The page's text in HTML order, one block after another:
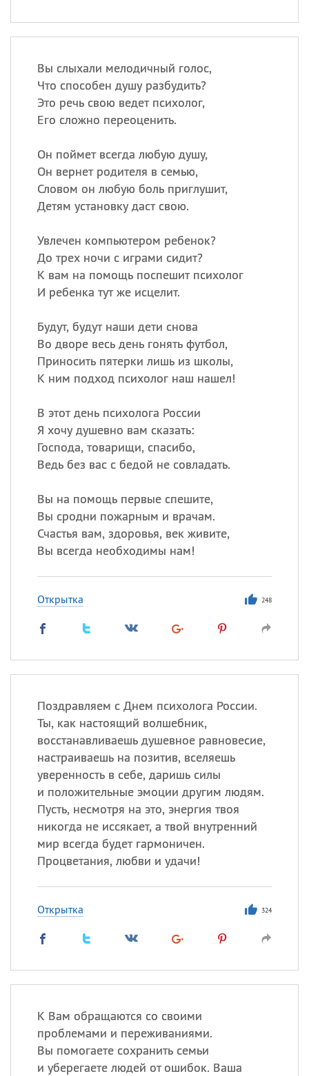
Вы слыхали мелодичный голос,
Что способен душу разбудить?
Это речь свою ведет психолог,
Его сложно переоценить.
Он поймет всегда любую душу,
Он вернет родителя в семью,
Словом он любую боль приглушит,
Детям установку даст свою.
Увлечен компьютером ребенок?
До трех ночи с играми сидит?
К вам на помощь поспешит психолог
И ребенка тут же исцелит.
Будут, будут наши дети снова
Во дворе весь день гонять футбол,
Приносить пятерки лишь из школы,
К ним подход психолог наш нашел!
В этот день психолога России
Я хочу душевно вам сказать:
Господа, товарищи, спасибо,
Ведь без вас с бедой не совладать.
Вы на помощь первые спешите,
Вы сродни пожарным и врачам.
Счастья вам, здоровья, век живите,
Вы всегда необходимы нам!
Открытка 248
Поздравляем с Днем психолога России.
Ты, как настоящий волшебник,
восстанавливаешь душевное равновесие,
настраиваешь на позитив, вселяешь
уверенность в себе, даришь силы
и положительные эмоции другим людям.
Пусть, несмотря на это, энергия твоя
никогда не иссякает, а твой внутренний
мир всегда будет гармоничен.
Процветания, любви и удачи!
Открытка 324
К Вам обращаются со своими
проблемами и переживаниями.
Вы помогаете сохранить семьи
и уберегаете людей от ошибок. Ваша